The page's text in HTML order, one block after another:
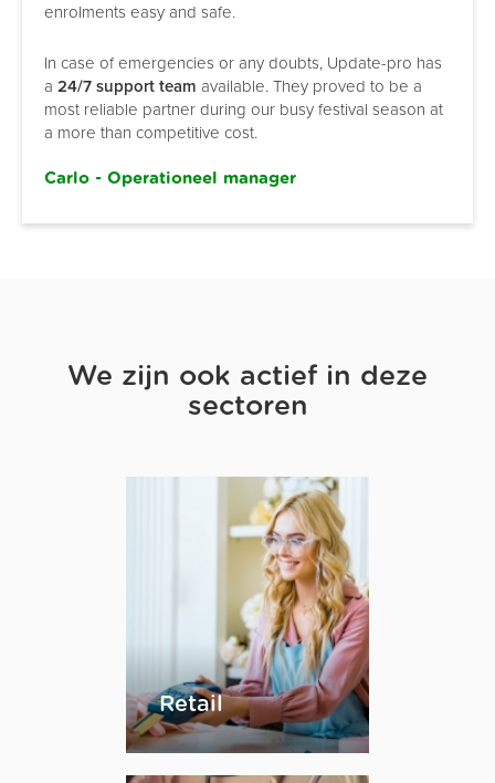
enrolments easy and safe.
In case of emergencies or any doubts, Update-pro has
a 24/7 support team available. They proved to be a
most reliable partner during our busy festival season at
a more than competitive cost.
Carlo - Operationeel manager
We zijn ook actief in deze
sectoren
Retail